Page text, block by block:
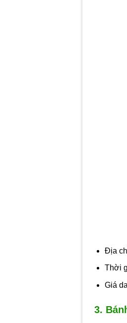
Địa
Thời
Giá
3.